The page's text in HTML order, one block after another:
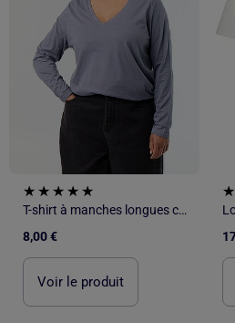
T-shirt à manches longues col V
8,00 €
Voir le produit